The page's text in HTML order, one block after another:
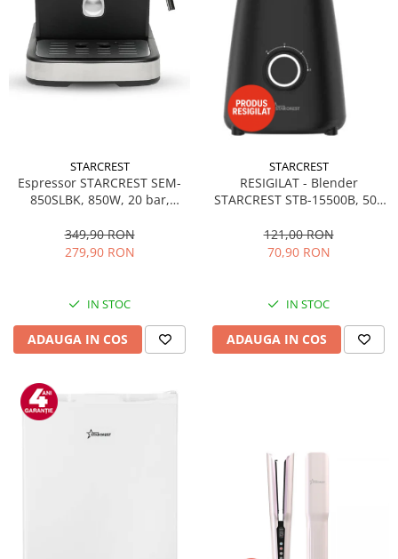
STARCREST
Espressor STARCREST SEM-
850SLBK, 850W, 20 bar,
dispozitiv spumare, filtru
dublu din inox, Negru/Inox
349,90 RON
279,90 RON
IN STOC
ADAUGA IN COS
STARCREST
RESIGILAT - Blender
STARCREST STB-15500B, 500
Pulse, Negru
121,00 RON
70,90 RON
IN STOC
ADAUGA IN COS